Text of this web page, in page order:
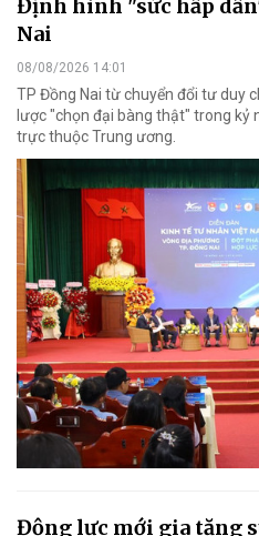
Định hình "sức hấp
Nai
08/08/2026 14:01
TP Đồng Nai từ chuyển đổi tư duy
lược "chọn đại bàng thật" trong kỷ
trực thuộc Trung ương.
Động lực mới gia tăng